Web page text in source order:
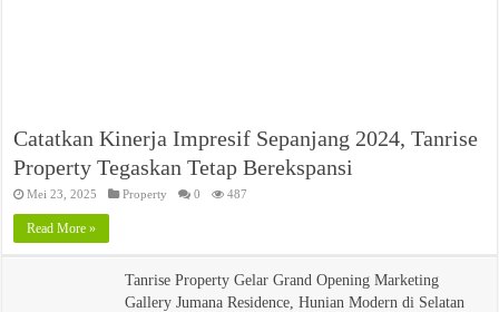
Catatkan Kinerja Impresif Sepanjang 2024, Tanrise
Property Tegaskan Tetap Berekspansi
Mei 23, 2025 Property 0 487
Read More »
Tanrise Property Gelar Grand Opening Marketing
Gallery Jumana Residence, Hunian Modern di Selatan